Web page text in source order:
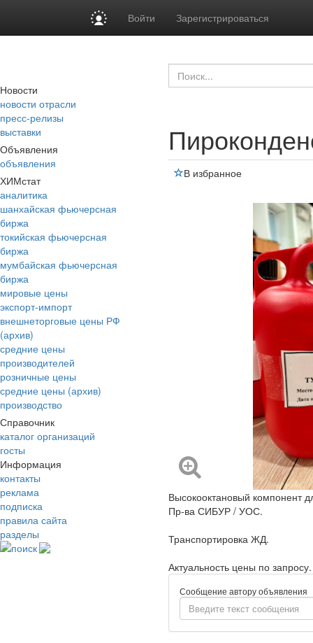
Войти Зарегистрироваться
Новости
новости отрасли
пресс-релизы
выставки
Объявления
объявления
ХИМстат
аналитика
шанхайская фьючерсная
биржа
токийская фьючерсная
биржа
мумбайская фьючерсная
биржа
мировые цены
экспорт-импорт
внешнеторговые цены РФ
(архив)
средние цены
производителей
розничные цены
средние цены (архив)
производство
Справочник
каталог организаций
госты
Информация
контакты
реклама
подписка
правила сайта
разделы
поиск
В избранное
Высокооктановый компонент
Пр-ва СИБУР / УОС.
Транспортировка ЖД.
Актуальность цены по запросу.
Сообщение автору объявления